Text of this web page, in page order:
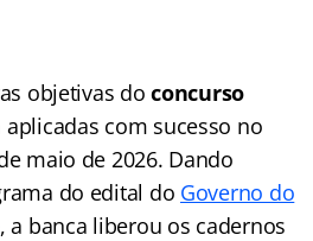
objetivas doconcurso
com sucesso no
maio de 2026. Dando
do edital do Governo do
, a banca liberou os cadernos